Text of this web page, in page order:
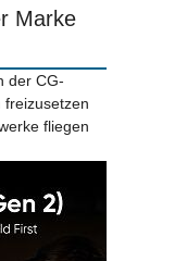
Marke
der CG-
freizusetzen
fliegen